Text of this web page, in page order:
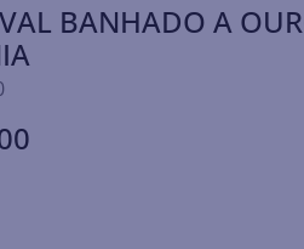
BANHADO A